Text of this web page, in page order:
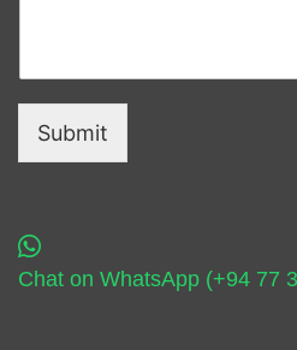
Submit
Chat on WhatsApp (+94 77